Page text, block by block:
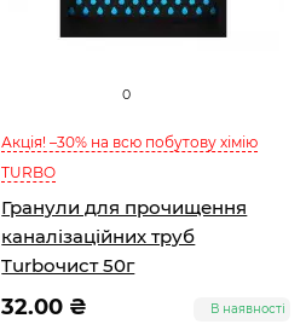
0
Акція! –30% на всю побутову хімію
TURBO
Гранули для прочищення
каналізаційних труб
Turboчист 50г
32.00 ₴ В наявності